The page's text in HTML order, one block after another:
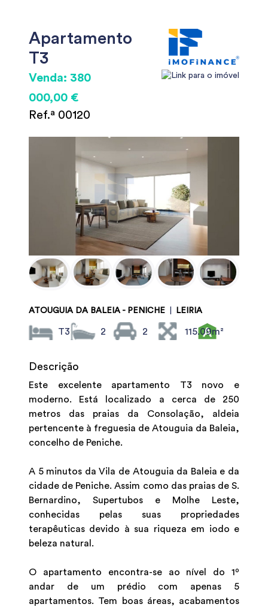
Apartamento
T3
Venda: 380
000,00 €
Ref.ª 00120
ATOUGUIA DA BALEIA - PENICHE LEIRIA
T3 2 2 115.09m²
Descrição
Este excelente apartamento T3 novo e
moderno. Está localizado a cerca de 250
metros das praias da Consolação, aldeia
pertencente à freguesia de Atouguia da Baleia,
concelho de Peniche.
A 5 minutos da Vila de Atouguia da Baleia e da
cidade de Peniche. Assim como das praias de S.
Bernardino, Supertubos e Molhe Leste,
conhecidas pelas suas propriedades
terapêuticas devido à sua riqueza em iodo e
beleza natural.
O apartamento encontra-se ao nível do 1º
andar de um prédio com apenas 5
apartamentos. Tem boas áreas, acabamentos